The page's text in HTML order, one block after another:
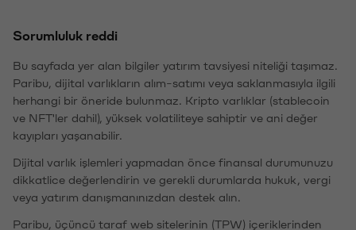
Sorumluluk reddi
Bu sayfada yer alan bilgiler yatırım tavsiyesi niteliği taşımaz.
Paribu, dijital varlıkların alım-satımı veya saklanmasıyla ilgili
herhangi bir öneride bulunmaz. Kripto varlıklar (stablecoin
ve NFT'ler dahil), yüksek volatiliteye sahiptir ve ani değer
kayıpları yaşanabilir.
Dijital varlık işlemleri yapmadan önce finansal durumunuzu
dikkatlice değerlendirin ve gerekli durumlarda hukuk, vergi
veya yatırım danışmanınızdan destek alın.
Paribu, üçüncü taraf web sitelerinin (TPW) içeriklerinden